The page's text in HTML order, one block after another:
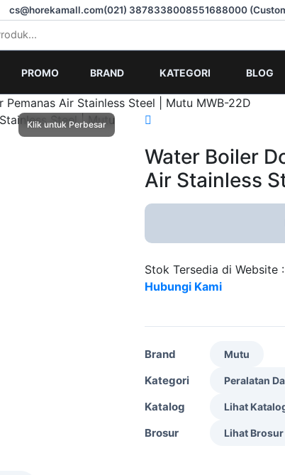
cs@horekamall.com(021) 3878338008551688000
PROMO BRAND KATEGORI BLOG
Pemanas Air Stainless Steel | Mutu MWB-22D
Water Boiler
Air Stainless
Stok Tersedia di Website
Hubungi Kami
Brand Mutu
Kategori Peralatan
Katalog Lihat
Brosur Lihat Brosur